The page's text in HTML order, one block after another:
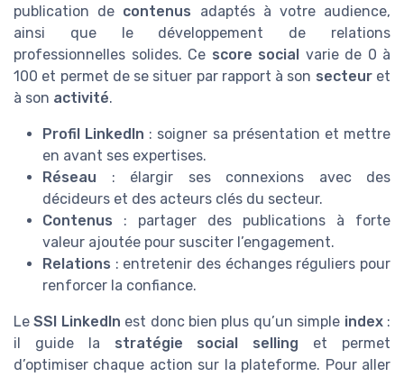
publication de contenus adaptés à votre audience,
ainsi que le développement de relations
professionnelles solides. Ce score social varie de 0 à
100 et permet de se situer par rapport à son secteuret
à son activité.
Profil LinkedIn : soigner sa présentation et mettre
en avant ses expertises.
Réseau : élargir ses connexions avec des
décideurs et des acteurs clés du secteur.
Contenus : partager des publications à forte
valeur ajoutée pour susciter l’engagement.
Relations : entretenir des échanges réguliers pour
renforcer la confiance.
LeSSI LinkedIn est donc bien plus qu’un simple index:
il guide la stratégie social selling et permet
d’optimiser chaque action sur la plateforme. Pour aller